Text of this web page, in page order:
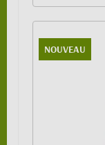
NOUVEAU